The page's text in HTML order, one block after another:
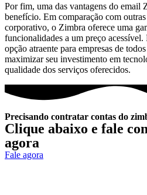
Por fim, uma das vantagens do email
benefício. Em comparação com
corporativo, o Zimbra oferece uma
funcionalidades a um preço
opção atraente para empresas de
maximizar seu investimento em
qualidade dos serviços oferecidos.
Precisando contratar contas do
Clique abaixo e fale
agora
Fale agora